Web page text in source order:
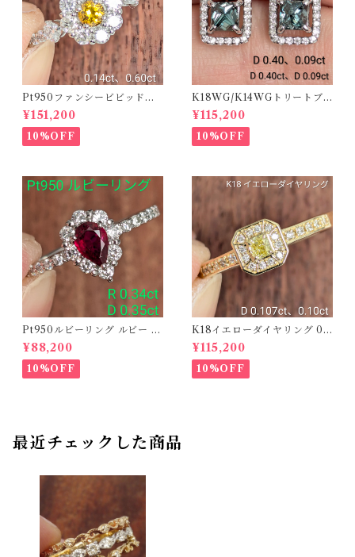
Pt950ファンシービビッドオ
レンジィイエローダイヤリン
グ D 0.144ct D 0.60ct【PR
O208782】
¥151,200
10%OFF
K18WG/K14WGトリートブ
ルーダイヤピアス 【PRO20
8939】
¥115,200
10%OFF
Pt950ルビーリング ルビー 0.
34ct ダイヤモンド 0.35ct【P
RO206885】
¥88,200
10%OFF
K18イエローダイヤリング 0.1
07ct D 0.10ct【PRO20878
1】
¥115,200
10%OFF
最近チェックした商品